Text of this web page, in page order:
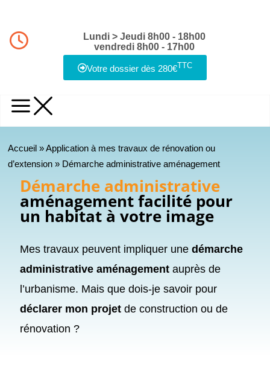
Lundi > Jeudi 8h00 - 18h00
vendredi 8h00 - 17h00
Votre dossier dès 280€ TTC
Accueil »Application à mes travaux de rénovation ou
d’extension » Démarche administrative aménagement
Démarche administrative
aménagement facilité pour
un habitat à votre image
Mes travaux peuvent impliquer unedémarche
administrative aménagement auprès de
l’urbanisme. Mais que dois-je savoir pour
déclarer mon projet de construction ou de
rénovation ?